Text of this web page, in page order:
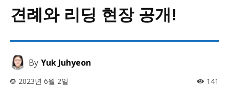
견례와 리딩 현장 공개!
By Yuk Juhyeon
2023년 6월 2일
141